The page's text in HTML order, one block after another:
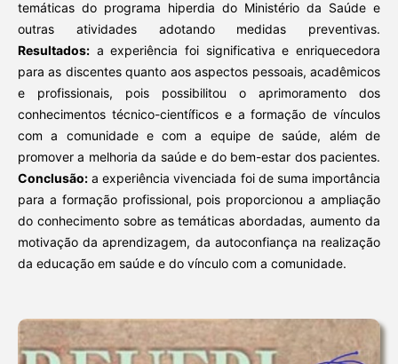
temáticas do programa hiperdia do Ministério da Saúde e
outras atividades adotando medidas preventivas.
Resultados:a experiência foi significativa e enriquecedora
para as discentes quanto aos aspectos pessoais, acadêmicos
e profissionais, pois possibilitou o aprimoramento dos
conhecimentos técnico-científicos e a formação de vínculos
com a comunidade e com a equipe de saúde, além de
promover a melhoria da saúde e do bem-estar dos pacientes.
Conclusão:a experiência vivenciada foi de suma importância
para a formação profissional, pois proporcionou a ampliação
do conhecimento sobre as temáticas abordadas, aumento da
motivação da aprendizagem, da autoconfiança na realização
da educação em saúde e do vínculo com a comunidade.